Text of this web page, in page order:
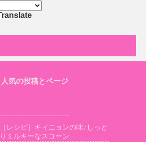
人気の投稿とページ
［レシピ］キィニョンの味♪しっと
りミルキーなスコーン